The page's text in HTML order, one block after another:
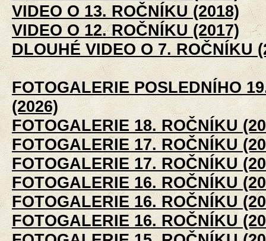
VIDEO O 13. ROČNÍKU (2018)
VIDEO O 12. ROČNÍKU (2017)
DLOUHÉ VIDEO O 7. ROČNÍKU
FOTOGALERIE POSLEDNÍHO
(2026)
FOTOGALERIE 18. ROČNÍKU
FOTOGALERIE 17. ROČNÍKU
FOTOGALERIE 17. ROČNÍKU
FOTOGALERIE 16. ROČNÍKU
FOTOGALERIE 16. ROČNÍKU
FOTOGALERIE 16. ROČNÍKU